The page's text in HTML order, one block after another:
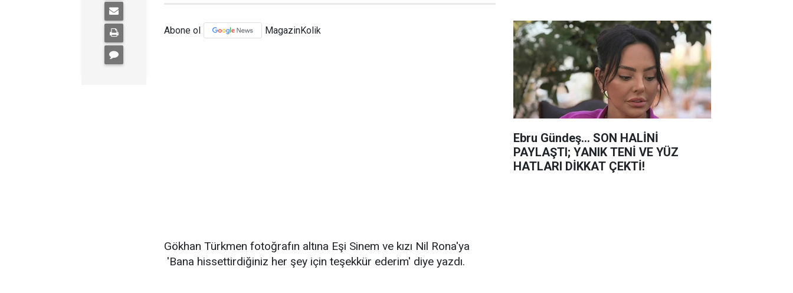
Abone ol MagazinKolik
Gökhan Türkmen fotoğrafın altına Eşi Sinem ve kızı Nil Rona'ya
'Bana hissettirdiğiniz her şey için teşekkür ederim' diye yazdı.
Ebru Gündeş... SON HALİNİ
PAYLAŞTI; YANIK TENİ VE YÜZ
HATLARI DİKKAT ÇEKTİ!